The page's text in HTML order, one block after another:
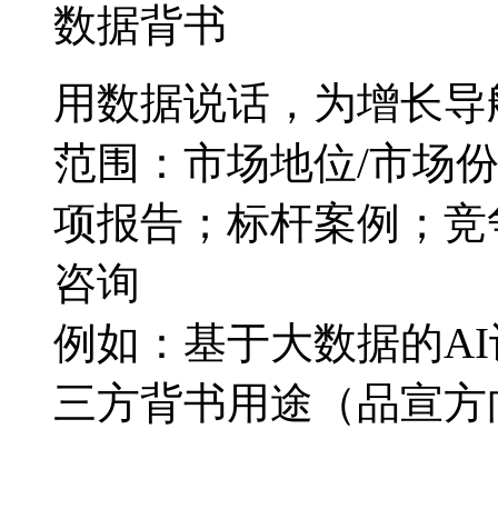
数据背书
用数据说话，为增长导
范围：市场地位/市场
项报告；标杆案例；
咨询
例如：基于大数据的
三方背书用途（品宣